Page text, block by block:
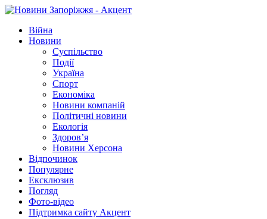
Війна
Новини
Суспільство
Події
Україна
Спорт
Економіка
Новини компаній
Політичні новини
Екологія
Здоров’я
Новини Херсона
Відпочинок
Популярне
Ексклюзив
Погляд
Фото-відео
Підтримка сайту Акцент